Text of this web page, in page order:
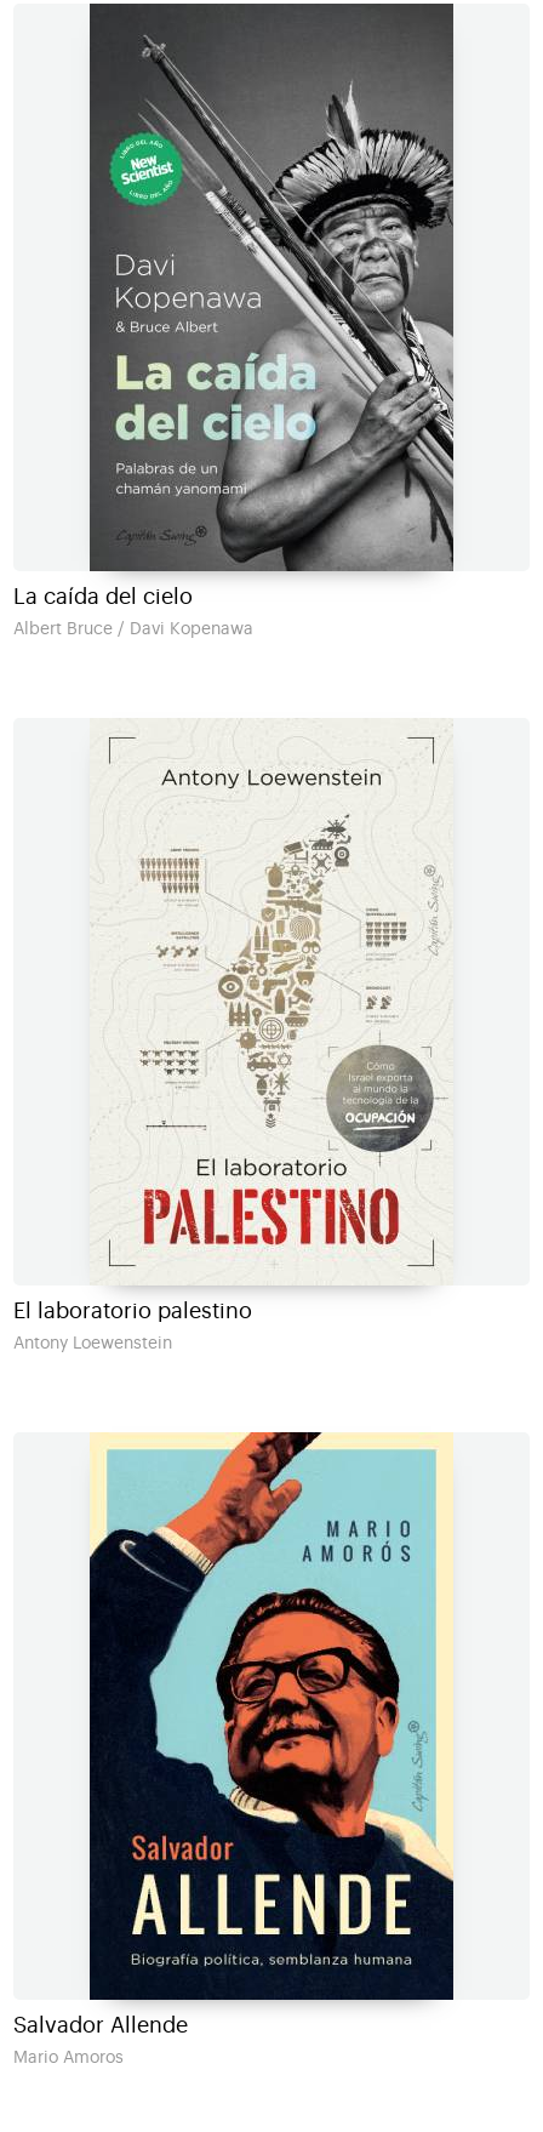
La caída del cielo
Albert Bruce / Davi Kopenawa
El laboratorio palestino
Antony Loewenstein
Salvador Allende
Mario Amoros